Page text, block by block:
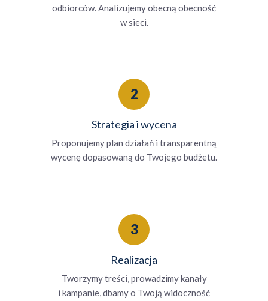
odbiorców. Analizujemy obecną obecność
w sieci.
2
Strategia i wycena
Proponujemy plan działań i transparentną
wycenę dopasowaną do Twojego budżetu.
3
Realizacja
Tworzymy treści, prowadzimy kanały
i kampanie, dbamy o Twoją widoczność